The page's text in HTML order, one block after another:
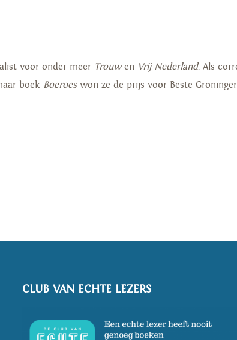
voor onder meer Trouwen Vrij Nederland. Als
boek Boeroeswon ze de prijs voor Beste
CLUB VAN ECHTE LEZERS